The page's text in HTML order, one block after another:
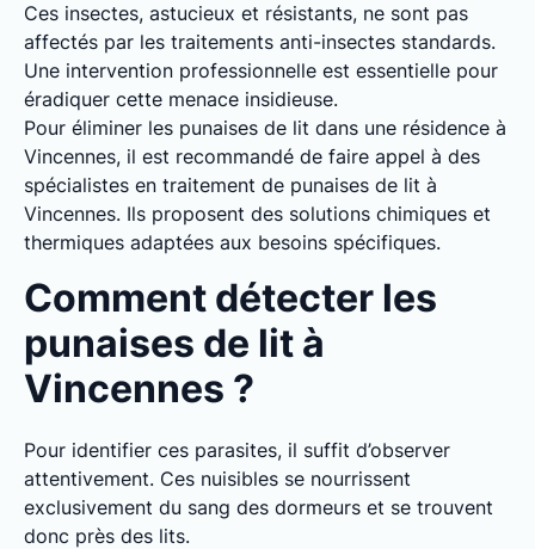
Ces insectes, astucieux et résistants, ne sont pas
affectés par les traitements anti-insectes standards.
Une intervention professionnelle est essentielle pour
éradiquer cette menace insidieuse.
Pour éliminer les punaises de lit dans une résidence à
Vincennes, il est recommandé de faire appel à des
spécialistes en traitement de punaises de lit à
Vincennes. Ils proposent des solutions chimiques et
thermiques adaptées aux besoins spécifiques.
Comment détecter les
punaises de lit à
Vincennes ?
Pour identifier ces parasites, il suffit d’observer
attentivement. Ces nuisibles se nourrissent
exclusivement du sang des dormeurs et se trouvent
donc près des lits.